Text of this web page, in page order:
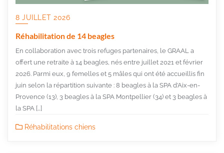
8 JUILLET 2026
Réhabilitation de 14 beagles
En collaboration avec trois refuges partenaires, le GRAAL a
offert une retraite à 14 beagles, nés entre juillet 2021 et février
2026. Parmi eux, 9 femelles et 5 mâles qui ont été accueillis fin
juin selon la répartition suivante : 8 beagles à la SPA d’Aix-en-
Provence (13), 3 beagles à la SPA Montpellier (34) et 3 beagles à
la SPA […]
Réhabilitations chiens